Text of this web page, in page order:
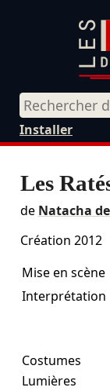
Installer
Les
de Natacha
Création 2012
Mise en scène
Interprétation
Costumes
Lumières